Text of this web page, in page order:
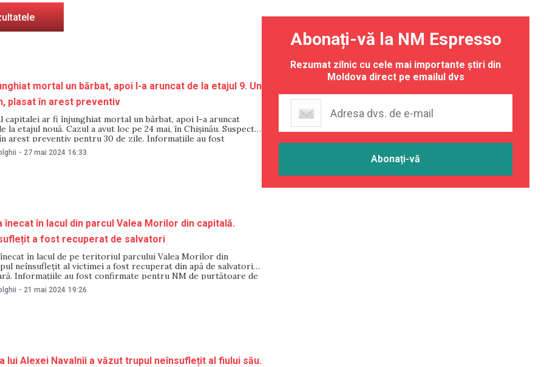
mortal un bărbat, apoi l-a aruncat de la etajul 9. Un
plasat în arest preventiv
capitalei ar fi înjunghiat mortal un bărbat, apoi l-a aruncat
la etajul nouă. Cazul a avut loc pe 24 mai, în Chișinău. Suspectul
arest preventiv pentru 30 de zile. Informațiile au fost
Inspectoratul General al Poliției (IGP) într-un
- 27 mai 2024 16:33
înecat în lacul din parcul Valea Morilor din capitală.
a fost recuperat de salvatori
în lacul de pe teritoriul parcului Valea Morilor din
neînsuflețit al victimei a fost recuperat din apă de salvatori
Informațiile au fost confirmate pentru NM de purtătoare de
capitalei, Natalia Stati. Oamenii legii au fost alertați pe 21
- 21 mai 2024 19:26
lui Alexei Navalnîi a văzut trupul neînsuflețit al fiului său.
Abonați-vă la NM Espresso
Rezumat zilnic cu cele mai importante știri din
Moldova direct pe emailul dvs